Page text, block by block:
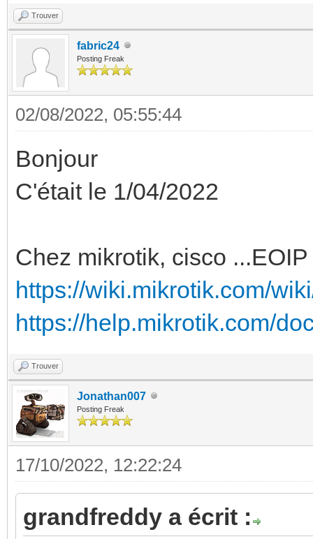
Trouver
fabric24
Posting Freak
02/08/2022, 05:55:44
Bonjour
C'était le 1/04/2022
Chez mikrotik, cisco
https://wiki.mikrotik.com/
https://help.mikrotik.com/
Trouver
Jonathan007
Posting Freak
17/10/2022, 12:22:24
grandfreddy a écrit :